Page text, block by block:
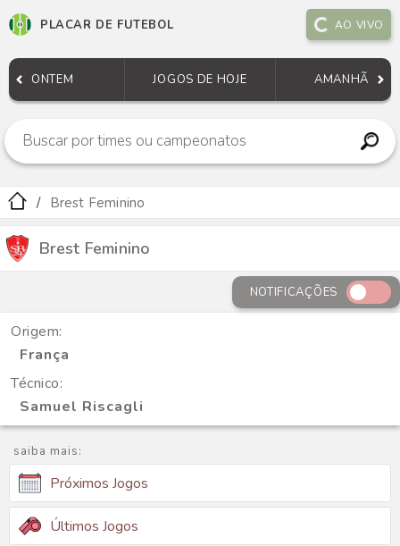
PLACAR DE FUTEBOL AO VIVO
ONTEM JOGOS DE HOJE AMANHÃ
Brest Feminino
Brest Feminino
NOTIFICAÇÕES
Origem:
França
Técnico:
Samuel Riscagli
saiba mais:
Próximos Jogos
Últimos Jogos